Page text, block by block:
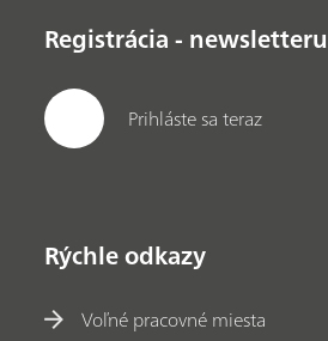
Registrácia - newsletteru
Prihláste sa teraz
Rýchle odkazy
Voľné pracovné miesta